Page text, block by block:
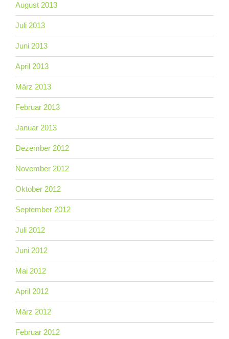
August 2013
Juli 2013
Juni 2013
April 2013
März 2013
Februar 2013
Januar 2013
Dezember 2012
November 2012
Oktober 2012
September 2012
Juli 2012
Juni 2012
Mai 2012
April 2012
März 2012
Februar 2012